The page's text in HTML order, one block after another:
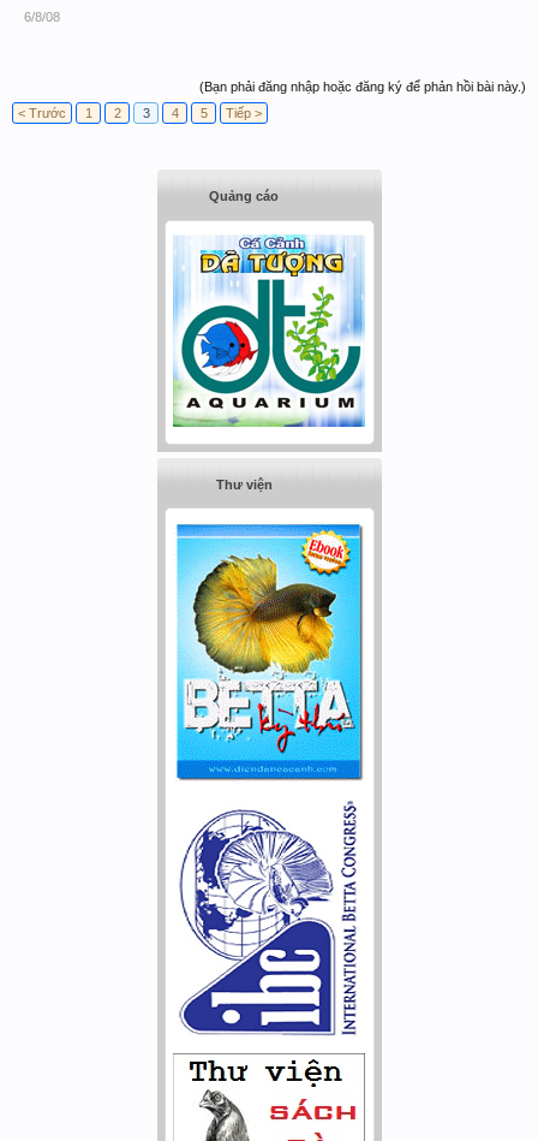
6/8/08
(Bạn phải đăng nhập hoặc đăng ký để phản hồi bài này.)
< Trước
1 2 3 4 5 Tiếp >
Quảng cáo
Thư viện